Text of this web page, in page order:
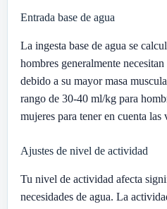
Entrada base de agua
La ingesta base de agua se
hombres generalmente
debido a su mayor masa
rango de 30-40 ml/kg para
mujeres para tener en cuenta
Ajustes de nivel de actividad
Tu nivel de actividad afecta
necesidades de agua. La